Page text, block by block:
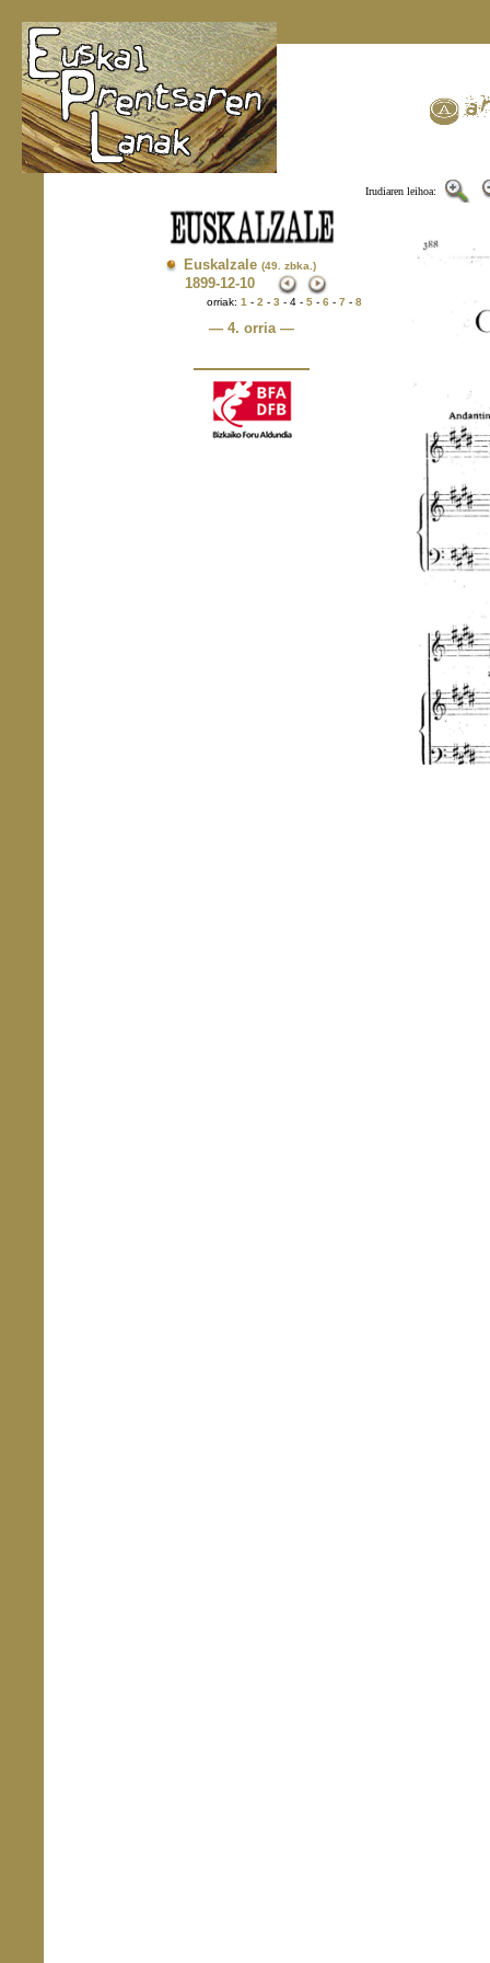
Irudiaren leihoa:
Euskalzale (49. zbka.)
1899-12-10
orriak: 1 - 2 - 3 - 4 - 5 - 6 - 7 - 8
— 4. orria —